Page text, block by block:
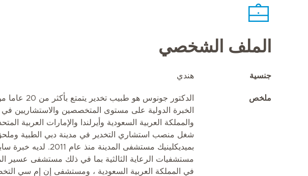
الملف الشخصي
جنسية هندي
ملخص
الدكتور جونوس هو طبيب تخدير يتمتع بأكثر
الخبرة الدولية على مستوى المتخصصين والاستشاريين في
والمملكة العربية السعودية وأيرلندا والإمارات العربية
شغل منصب استشاري التخدير في مدينة دبي الطبية
بميديكلينيك مستشفى المدينة منذ عام
مستشفيات الرعاية الثالثية بما في ذلك مستشفى عسير
في المملكة العربية السعودية ، ومستشفى إن إم سي